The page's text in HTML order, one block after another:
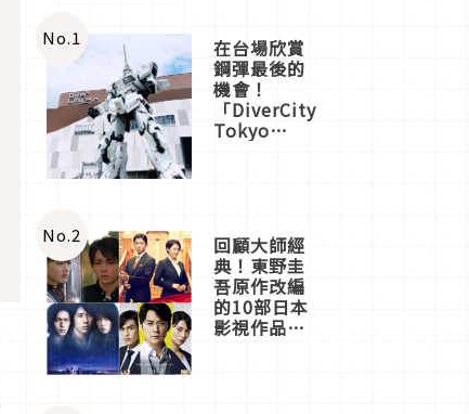
No.1 在台場欣賞
鋼彈最後的
機會！
「DiverCity
Tokyo
體驗
No.2 回顧大師經
典！東野圭
吾原作改編
的10部日本
影視作品推